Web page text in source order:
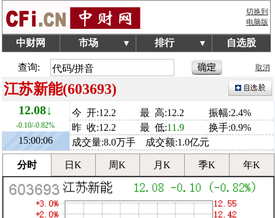
切换到
电脑版
中财网 市场 ▼ 排行 ▼ 自选股
查询: 取消
江苏新能(603693)
12.08↓
-0.10/-0.82%
15:00:06
今 开:12.2 最 高:12.2
振幅:2.4%
昨 收:12.2
最 低:11.9
换手:0.9%
成交量:8.0万手 成交额:1.0亿元
分时 日K 周K 月K 季K 年K